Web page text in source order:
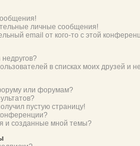
личные сообщения!
email от кого-то с этой
в списках моих друзей и
или форумам?
пустую страницу!
и созданные мной темы?